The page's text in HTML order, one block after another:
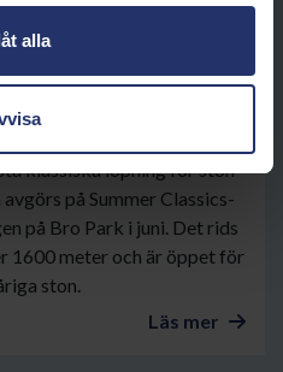
alla
klassiska löpning för ston
avgörs på Summer Classics-
på Bro Park i juni. Det rids
1600 meter och är öppet för
ston.
Läs mer